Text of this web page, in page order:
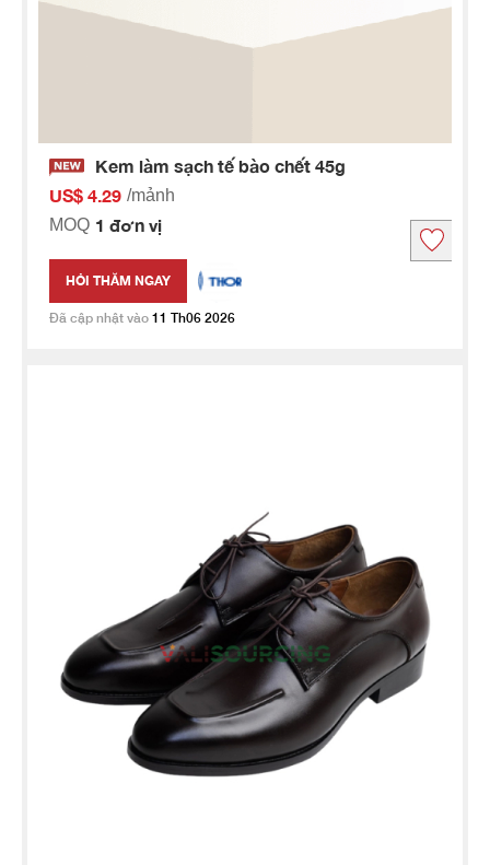
Kem làm sạch tế bào chết 45g
US$ 4.29 /mảnh
MOQ 1 đơn vị
HỎI THĂM NGAY
Đã cập nhật vào 11 Th06 2026